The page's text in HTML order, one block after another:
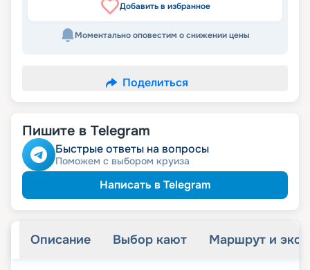
Добавить в избранное
Моментально оповестим о снижении цены
Поделиться
Пишите в Telegram
Быстрые ответы на вопросы
Поможем с выбором круиза
Написать в Telegram
Описание Выбор кают Маршрут и